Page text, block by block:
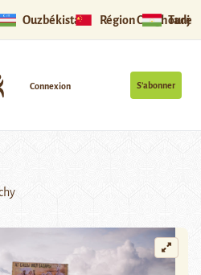
Ouzbékistan Région Ouïghoure
S’abonner
Connexion